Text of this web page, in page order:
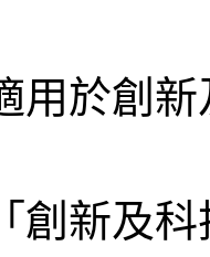
用於創
創新及